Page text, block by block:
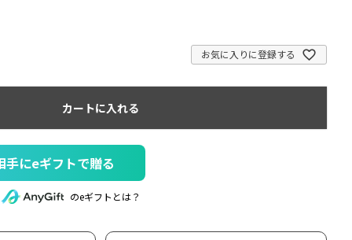
お気に入りに登録する
カートに入れる
手にeギフトで贈る
のeギフトとは？